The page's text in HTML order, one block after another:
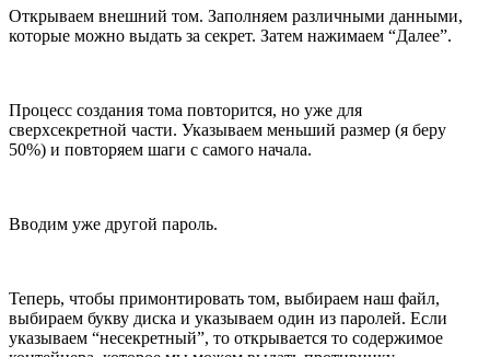
Открываем внешний том. Заполняем различными данными,
которые можно выдать за секрет. Затем нажимаем “Далее”.
Процесс создания тома повторится, но уже для
сверхсекретной части. Указываем меньший размер (я беру
50%) и повторяем шаги с самого начала.
Вводим уже другой пароль.
Теперь, чтобы примонтировать том, выбираем наш файл,
выбираем букву диска и указываем один из паролей. Если
указываем “несекретный”, то открывается то содержимое